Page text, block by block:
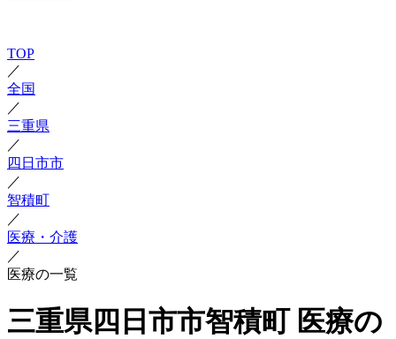
TOP
／
全国
／
三重県
／
四日市市
／
智積町
／
医療・介護
／
医療の一覧
三重県四日市市智積町 医療の